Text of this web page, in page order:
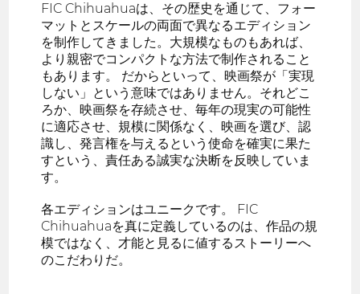
FIC Chihuahuaは、その歴史を通じて、フォー
マットとスケールの両面で異なるエディション
を制作してきました。大規模なものもあれば、
より親密でコンパクトな方法で制作されること
もあります。 だからといって、映画祭が「実現
しない」という意味ではありません。それどこ
ろか、映画祭を存続させ、毎年の現実の可能性
に適応させ、規模に関係なく、映画を選び、認
識し、発言権を与えるという使命を確実に果た
すという、責任ある誠実な決断を反映していま
す。
各エディションはユニークです。 FIC
Chihuahuaを真に定義しているのは、作品の規
模ではなく、才能と見るに値するストーリーへ
のこだわりだ。